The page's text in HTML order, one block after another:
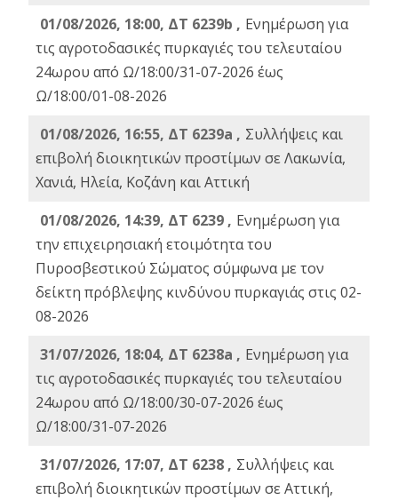
01/08/2026, 18:00, ΔΤ 6239b , Ενημέρωση για
τις αγροτοδασικές πυρκαγιές του τελευταίου
24ωρου από Ω/18:00/31-07-2026 έως
Ω/18:00/01-08-2026
01/08/2026, 16:55, ΔΤ 6239a , Συλλήψεις και
επιβολή διοικητικών προστίμων σε Λακωνία,
Χανιά, Ηλεία, Κοζάνη και Αττική
01/08/2026, 14:39, ΔΤ 6239 , Ενημέρωση για
την επιχειρησιακή ετοιμότητα του
Πυροσβεστικού Σώματος σύμφωνα με τον
δείκτη πρόβλεψης κινδύνου πυρκαγιάς στις 02-
08-2026
31/07/2026, 18:04, ΔΤ 6238a , Ενημέρωση για
τις αγροτοδασικές πυρκαγιές του τελευταίου
24ωρου από Ω/18:00/30-07-2026 έως
Ω/18:00/31-07-2026
31/07/2026, 17:07, ΔΤ 6238 , Συλλήψεις και
επιβολή διοικητικών προστίμων σε Αττική,